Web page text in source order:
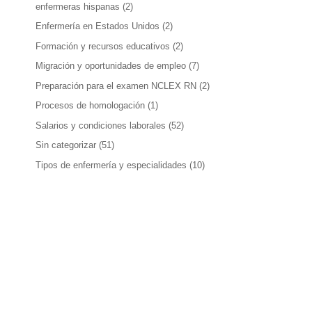
enfermeras hispanas (2)
Enfermería en Estados Unidos (2)
Formación y recursos educativos (2)
Migración y oportunidades de empleo (7)
Preparación para el examen NCLEX RN (2)
Procesos de homologación (1)
Salarios y condiciones laborales (52)
Sin categorizar (51)
Tipos de enfermería y especialidades (10)